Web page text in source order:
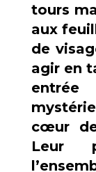
tours
aux
de
agir en
entrée
cœur
Leur